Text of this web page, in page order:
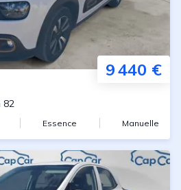
9 440 €
82
Essence Manuelle